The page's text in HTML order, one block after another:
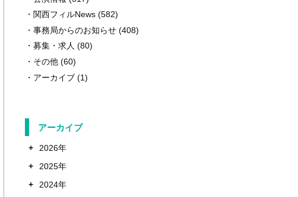
関西フィルNews (582)
事務局からのお知らせ (408)
募集・求人 (80)
その他 (60)
アーカイブ (1)
アーカイブ
+
2026年
+
2025年
+
2024年